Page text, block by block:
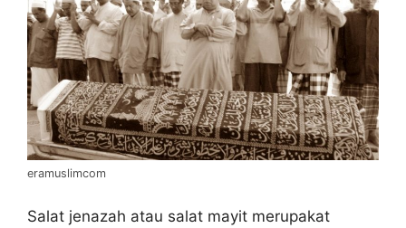
eramuslimcom
Salat jenazah atau salat mayit merupakat